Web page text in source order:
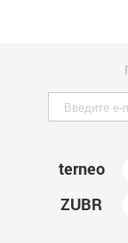
terneo
ZUBR